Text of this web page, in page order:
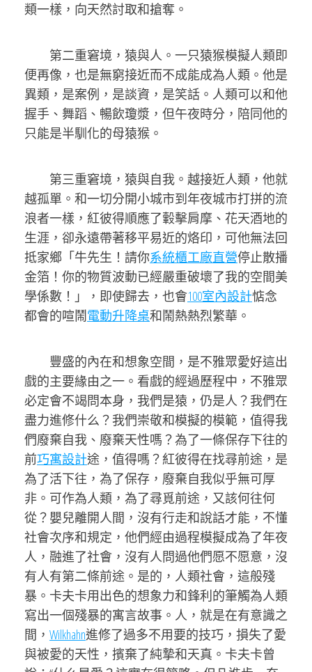
類一樣，向天然討取和搶奪。
第二重窘境，猿與人。一只猿猴模擬人類即
便再像，也是無窮接近而不成能成為人類。他是
異類，是案例，是談資，是笑話。人類可以和他
握手、舞蹈、暢飲瓊漿，但午夜時分，陪同他的
只能是半馴化的母猿猴。
第三重窘境，猿與自我。越接近人類，他就
越孤單。和一切分開小城市到年夜城市打拼的流
浪者一樣，紅彼得順應了轂擊肩摩、花天酒地的
生涯，卻永遠帶著移平易近的烙印，可他無法回
抵家鄉「牛先生！請你系統櫃工廠直營停止散播
金箔！你的物質波動已經嚴重破壞了我的空間美
學係數！」，即使歸去，也會100室內設計惦念
都會的喧鬧電動升降桌和鬧熱熱烈繁華。
豐盛的內在和想象空間，是不雅眾愛好這出
戲的主要緣由之一。看戲的經過歷程中，不雅眾
必定會不竭問本身，我們是猿，仍是人？我們在
盡力進修什么？我們崇敬和模擬的模範，值得我
們廢棄自我、廢棄天性嗎？為了一條保存下往的
前巧寓設計途，值得嗎？紅彼得在找尋前途，是
為了活下往，為了保存，廢棄自我似乎無可厚
非。可作為人類，為了尋覓前途，又該何往何
從？嬰兒離開人間，沒有行走和說話才能，不懂
社會次序和規定，他們經由過程模擬成為了年夜
人，融進了社會，沒有人問過他們愿不愿意，沒
有人有第二條前途。是的，人類社會，這般殘
暴。卡夫卡用出色的想象力和鋒利的筆觸為人類
寫出一個殘暴的寓言故事。人，就是在有意識之
間， Wilkhahn進修了過多不用要的技巧，損失了愛
與被愛的天性，擯棄了純摯和天真。卡夫卡曾